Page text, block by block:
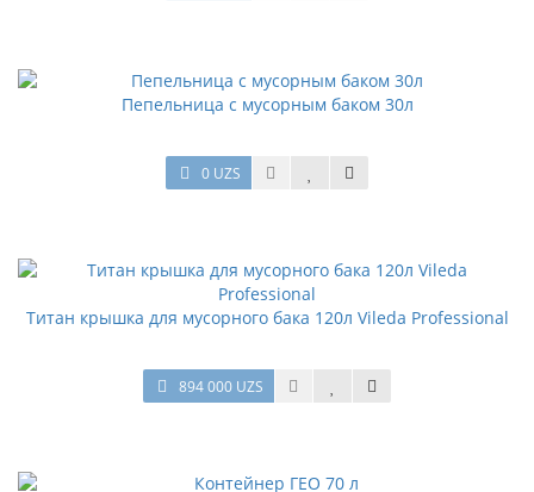
Пепельница с мусорным баком 30л
0 UZS
Титан крышка для мусорного бака 120л Vileda Professional
894 000 UZS